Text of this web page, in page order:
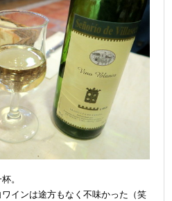
。
インは途方もなく不味かった（笑